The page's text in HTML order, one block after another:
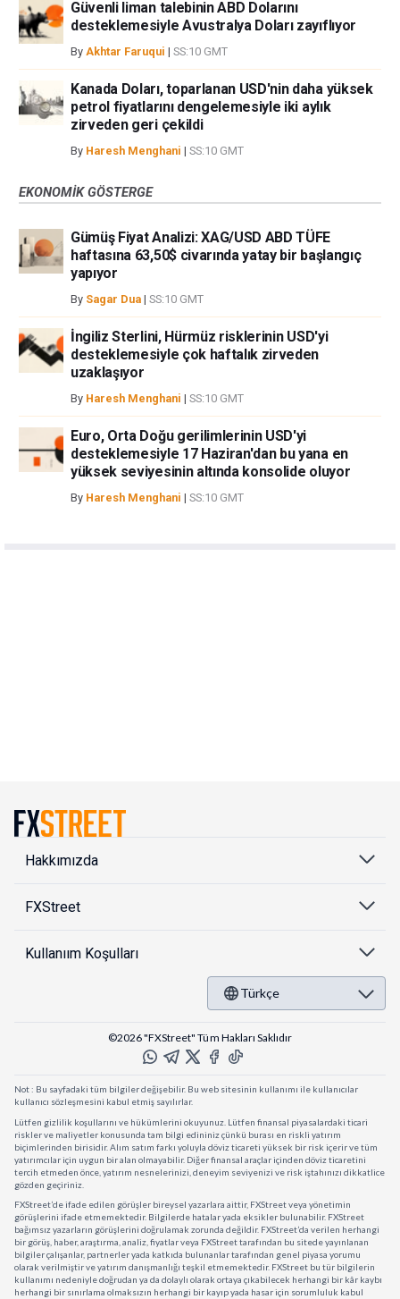
Güvenli liman talebinin ABD Dolarını
desteklemesiyle Avustralya Doları zayıflıyor
By Akhtar Faruqui | SS:10 GMT
Kanada Doları, toparlanan USD'nin daha yüksek
petrol fiyatlarını dengelemesiyle iki aylık
zirveden geri çekildi
By Haresh Menghani | SS:10 GMT
EKONOMIK GÖSTERGE
Gümüş Fiyat Analizi: XAG/USD ABD TÜFE
haftasına 63,50$ civarında yatay bir başlangıç
yapıyor
By Sagar Dua | SS:10 GMT
İngiliz Sterlini, Hürmüz risklerinin USD'yi
desteklemesiyle çok haftalık zirveden
uzaklaşıyor
By Haresh Menghani | SS:10 GMT
Euro, Orta Doğu gerilimlerinin USD'yi
desteklemesiyle 17 Haziran'dan bu yana en
yüksek seviyesinin altında konsolide oluyor
By Haresh Menghani | SS:10 GMT
Hakkımızda
FXStreet
Kullanıım Koşulları
Türkçe
©2026 "FXStreet" Tüm Hakları Saklıdır
Not : Bu sayfadaki tüm bilgiler değişebilir. Bu web sitesinin kullanımı ile kullanıcılar
kullanıcı sözleşmesini kabul etmiş sayılırlar.
Lütfen gizlilik koşullarını ve hükümlerini okuyunuz. Lütfen finansal piyasalardaki ticari
riskler ve maliyetler konusunda tam bilgi edininiz çünkü burası en riskli yatırım
biçimlerinden birisidir. Alım satım farkı yoluyla döviz ticareti yüksek bir risk içerir ve tüm
yatırımcılar için uygun bir alan olmayabilir. Diğer finansal araçlar içinden döviz ticaretini
tercih etmeden önce, yatırım nesnelerinizi, deneyim seviyenizi ve risk iştahınızı dikkatlice
gözden geçiriniz.
FXStreet’de ifade edilen görüşler bireysel yazarlara aittir, FXStreet veya yönetimin
görüşlerini ifade etmemektedir. Bilgilerde hatalar yada eksikler bulunabilir. FXStreet
bağımsız yazarların görüşlerini doğrulamak zorunda değildir. FXStreet’da verilen herhangi
bir görüş, haber, araştırma, analiz, fiyatlar veya FXStreet tarafından bu sitede yayınlanan
bilgiler çalışanlar, partnerler yada katkıda bulunanlar tarafından genel piyasa yorumu
olarak verilmiştir ve yatırım danışmanlığı teşkil etmemektedir. FXStreet bu tür bilgilerin
kullanımı nedeniyle doğrudan ya da dolaylı olarak ortaya çıkabilecek herhangi bir kâr kaybı
herhangi bir sınırlama olmaksızın herhangi bir kayıp yada hasar için sorumluluk kabul